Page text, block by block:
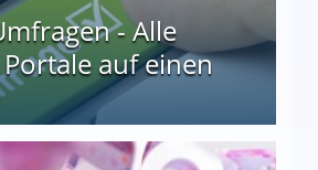
- Alle
auf einen